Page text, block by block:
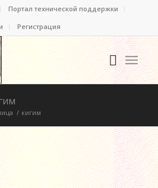
Портал технической поддержки
Регистрация
/ кигим